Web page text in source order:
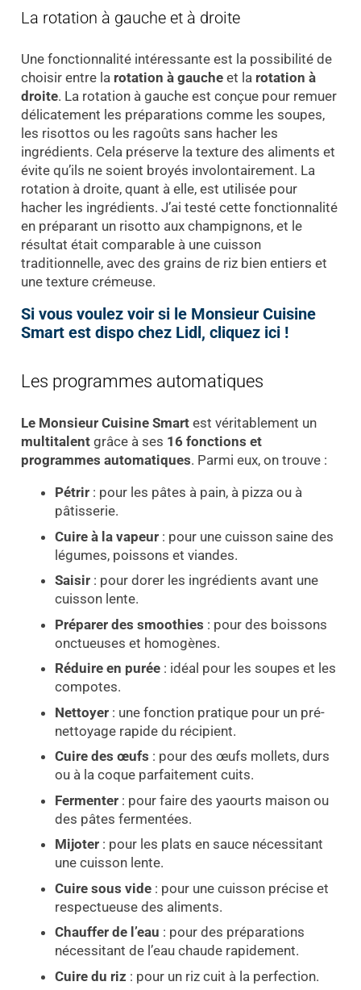
La rotation à gauche et à droite
Une fonctionnalité intéressante est la possibilité de
choisir entre la rotation à gaucheet la rotation à
droite. La rotation à gauche est conçue pour remuer
délicatement les préparations comme les soupes,
les risottos ou les ragoûts sans hacher les
ingrédients. Cela préserve la texture des aliments et
évite qu’ils ne soient broyés involontairement. La
rotation à droite, quant à elle, est utilisée pour
hacher les ingrédients. J’ai testé cette fonctionnalité
en préparant un risotto aux champignons, et le
résultat était comparable à une cuisson
traditionnelle, avec des grains de riz bien entiers et
une texture crémeuse.
Si vous voulez voir si le Monsieur Cuisine
Smart est dispo chez Lidl, cliquez ici !
Les programmes automatiques
Le Monsieur Cuisine Smartest véritablement un
multitalentgrâce à ses 16 fonctions et
programmes automatiques. Parmi eux, on trouve :
Pétrir : pour les pâtes à pain, à pizza ou à
pâtisserie.
Cuire à la vapeur : pour une cuisson saine des
légumes, poissons et viandes.
Saisir : pour dorer les ingrédients avant une
cuisson lente.
Préparer des smoothies : pour des boissons
onctueuses et homogènes.
Réduire en purée : idéal pour les soupes et les
compotes.
Nettoyer : une fonction pratique pour un pré-
nettoyage rapide du récipient.
Cuire des œufs : pour des œufs mollets, durs
ou à la coque parfaitement cuits.
Fermenter : pour faire des yaourts maison ou
des pâtes fermentées.
Mijoter : pour les plats en sauce nécessitant
une cuisson lente.
Cuire sous vide : pour une cuisson précise et
respectueuse des aliments.
Chauffer de l’eau : pour des préparations
nécessitant de l’eau chaude rapidement.
Cuire du riz : pour un riz cuit à la perfection.